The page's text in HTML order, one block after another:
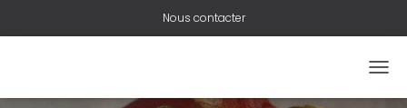
Nous contacter
U